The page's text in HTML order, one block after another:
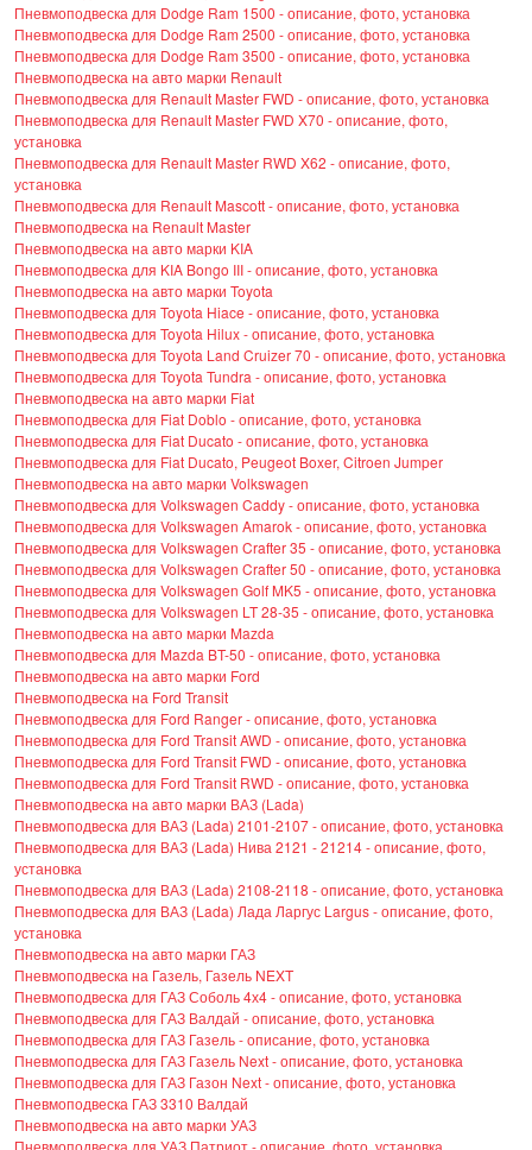
Пневмоподвеска для Dodge Ram 1500 - описание, фото, установка
Пневмоподвеска для Dodge Ram 2500 - описание, фото, установка
Пневмоподвеска для Dodge Ram 3500 - описание, фото, установка
Пневмоподвеска на авто марки Renault
Пневмоподвеска для Renault Master FWD - описание, фото, установка
Пневмоподвеска для Renault Master FWD X70 - описание, фото,
установка
Пневмоподвеска для Renault Master RWD X62 - описание, фото,
установка
Пневмоподвеска для Renault Mascott - описание, фото, установка
Пневмоподвеска на Renault Master
Пневмоподвеска на авто марки KIA
Пневмоподвеска для KIA Bongo III - описание, фото, установка
Пневмоподвеска на авто марки Toyota
Пневмоподвеска для Toyota Hiace - описание, фото, установка
Пневмоподвеска для Toyota Hilux - описание, фото, установка
Пневмоподвеска для Toyota Land Cruizer 70 - описание, фото, установка
Пневмоподвеска для Toyota Tundra - описание, фото, установка
Пневмоподвеска на авто марки Fiat
Пневмоподвеска для Fiat Doblo - описание, фото, установка
Пневмоподвеска для Fiat Ducato - описание, фото, установка
Пневмоподвеска для Fiat Ducato, Peugeot Boxer, Citroen Jumper
Пневмоподвеска на авто марки Volkswagen
Пневмоподвеска для Volkswagen Caddy - описание, фото, установка
Пневмоподвеска для Volkswagen Amarok - описание, фото, установка
Пневмоподвеска для Volkswagen Crafter 35 - описание, фото, установка
Пневмоподвеска для Volkswagen Crafter 50 - описание, фото, установка
Пневмоподвеска для Volkswagen Golf MK5 - описание, фото, установка
Пневмоподвеска для Volkswagen LT 28-35 - описание, фото, установка
Пневмоподвеска на авто марки Mazda
Пневмоподвеска для Mazda BT-50 - описание, фото, установка
Пневмоподвеска на авто марки Ford
Пневмоподвеска на Ford Transit
Пневмоподвеска для Ford Ranger - описание, фото, установка
Пневмоподвеска для Ford Transit AWD - описание, фото, установка
Пневмоподвеска для Ford Transit FWD - описание, фото, установка
Пневмоподвеска для Ford Transit RWD - описание, фото, установка
Пневмоподвеска на авто марки ВАЗ (Lada)
Пневмоподвеска для ВАЗ (Lada) 2101-2107 - описание, фото, установка
Пневмоподвеска для ВАЗ (Lada) Нива 2121 - 21214 - описание, фото,
установка
Пневмоподвеска для ВАЗ (Lada) 2108-2118 - описание, фото, установка
Пневмоподвеска для ВАЗ (Lada) Лада Ларгус Largus - описание, фото,
установка
Пневмоподвеска на авто марки ГАЗ
Пневмоподвеска на Газель, Газель NEXT
Пневмоподвеска для ГАЗ Соболь 4х4 - описание, фото, установка
Пневмоподвеска для ГАЗ Валдай - описание, фото, установка
Пневмоподвеска для ГАЗ Газель - описание, фото, установка
Пневмоподвеска для ГАЗ Газель Next - описание, фото, установка
Пневмоподвеска для ГАЗ Газон Next - описание, фото, установка
Пневмоподвеска ГАЗ 3310 Валдай
Пневмоподвеска на авто марки УАЗ